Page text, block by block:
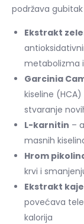
podržava
Ekstrakt
metabolizma
Garcinia
kiseline
stvaranje
L-karnitin –
masnih
Hrom
krvi i
Ekstrakt
povećava
kalorija